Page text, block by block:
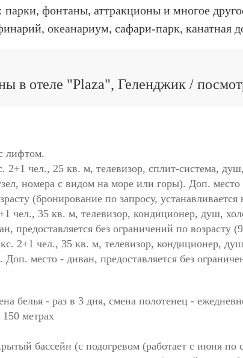
парки, фонтаны, аттракционы и многое
океанариум, сафари-парк, канатная
в отеле "Plaza", Геленджик /
лифтом.
2+1 чел., 25 кв. м, телевизор, сплит-система,
номера с видом на море или горы). Доп.
(бронирование по запросу,
чел., 35 кв. м, телевизор, кондиционер, душ,
предоставляется без ограничений по возрасту
2+1 чел., 35 кв. м, телевизор, кондиционер,
Доп. место - диван, предоставляется без
белья - раз в 3 дня, смена полотенец -
метрах
бассейн (с подогревом (работает с июня по